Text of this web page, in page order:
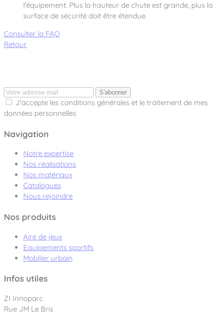
l'équipement. Plus la hauteur de chute est grande, plus la
surface de sécurité doit être étendue.
Consulter la FAQ
Retour
S'abonner
J'accepte les conditions générales et le traitement de mes
données personnelles
Navigation
Notre expertise
Nos réalisations
Nos matériaux
Catalogues
Nous rejoindre
Nos produits
Aire de jeux
Equipements sportifs
Mobilier urbain
Infos utiles
ZI Innoparc
Rue JM Le Bris